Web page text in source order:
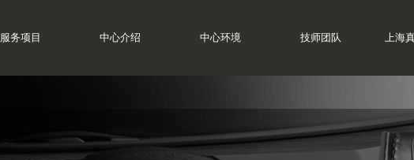
服务项目 中心介绍 中心环境 技师团队 上海